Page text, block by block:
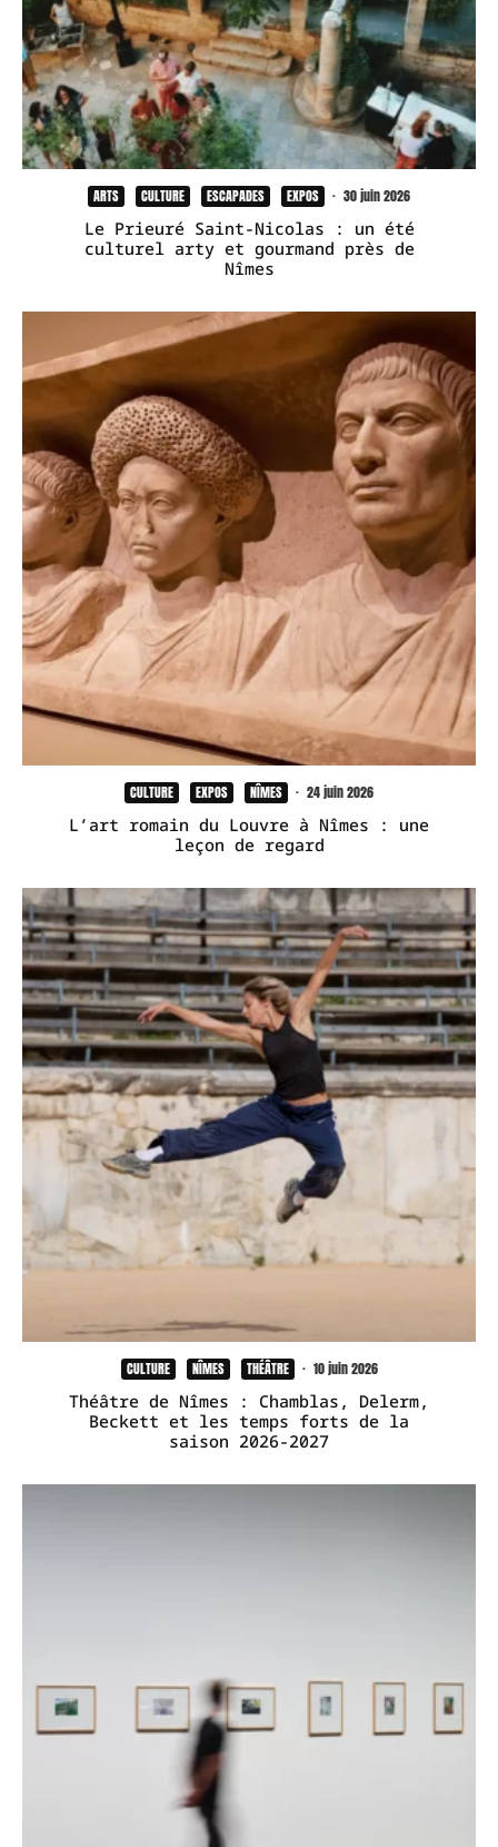
ARTS CULTURE ESCAPADES EXPOS · 30 juin 2026
Le Prieuré Saint-Nicolas : un été
culturel arty et gourmand près de
Nîmes
CULTURE EXPOS NÎMES · 24 juin 2026
L’art romain du Louvre à Nîmes : une
leçon de regard
CULTURE NÎMES THÉÂTRE · 10 juin 2026
Théâtre de Nîmes : Chamblas, Delerm,
Beckett et les temps forts de la
saison 2026-2027